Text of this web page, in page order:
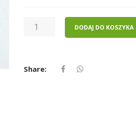
ILOŚĆ
-
DODAJ DO KOSZYKA
Share: